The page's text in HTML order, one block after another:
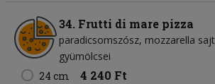
34. Frutti di mare pizza
paradicsomszósz mozzarella sajt
gyümölcsei
24 cm
4 240 Ft